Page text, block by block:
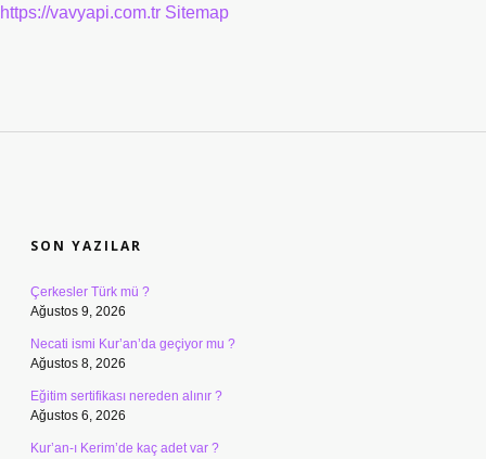
https://vavyapi.com.tr Sitemap
SON YAZILAR
Çerkesler Türk mü ?
Ağustos 9, 2026
Necati ismi Kur’an’da geçiyor mu ?
Ağustos 8, 2026
Eğitim sertifikası nereden alınır ?
Ağustos 6, 2026
Kur’an-ı Kerim’de kaç adet var ?